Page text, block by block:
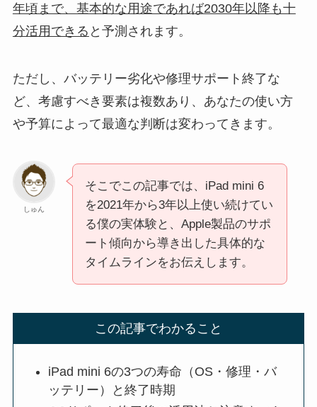
年頃まで、基本的な用途であれば2030年以降も十
分活用できる と予測されます。
ただし、バッテリー劣化や修理サポート終了な
ど、考慮すべき要素は複数あり、あなたの使い方
や予算によって最適な判断は変わってきます。
しゅん
そこでこの記事では、iPad mini 6
を2021年から3年以上使い続けてい
る僕の実体験と、Apple製品のサポ
ート傾向から導き出した具体的な
タイムラインをお伝えします。
この記事でわかること
iPad mini 6の3つの寿命（OS・修理・バ
ッテリー）と終了時期